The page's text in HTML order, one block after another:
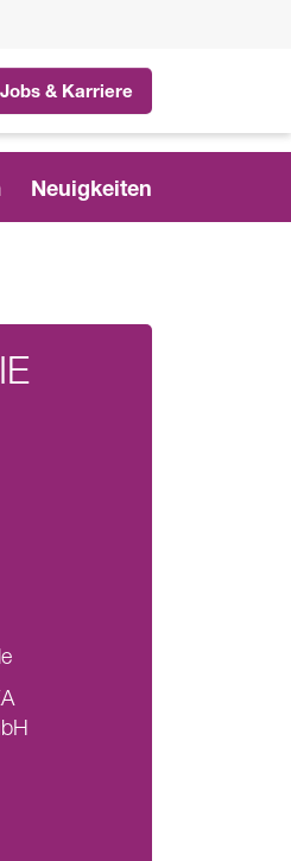
Jobs & Karriere
Neuigkeiten